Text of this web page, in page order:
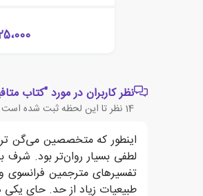
نظر کاربران در مورد "کتاب
14 نظر تا این لحظه ثبت شده است
اینطور که متخصصین می‌گن
لطفی بسیار روان‌تر بود. شرف
تفسیرهای مترجمین
طبیعیات زیاد از حد. حای